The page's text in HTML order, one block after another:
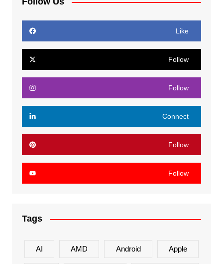
Like
Follow
Follow
Connect
Follow
Follow
Tags
AI AMD Android Apple